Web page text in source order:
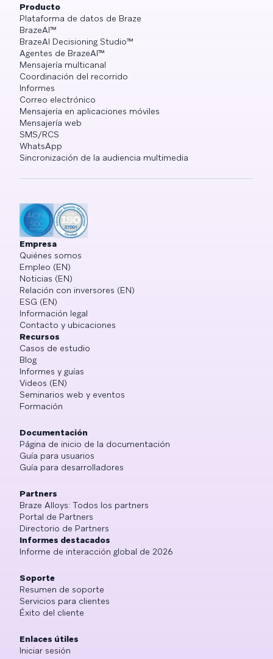
Producto
Plataforma de datos de Braze
BrazeAI™
BrazeAI Decisioning Studio™
Agentes de BrazeAI™
Mensajería multicanal
Coordinación del recorrido
Informes
Correo electrónico
Mensajería en aplicaciones móviles
Mensajería web
SMS/RCS
WhatsApp
Sincronización de la audiencia multimedia
Empresa
Quiénes somos
Empleo (EN)
Noticias (EN)
Relación con inversores (EN)
ESG (EN)
Información legal
Contacto y ubicaciones
Recursos
Casos de estudio
Blog
Informes y guías
Videos (EN)
Seminarios web y eventos
Formación
Documentación
Página de inicio de la documentación
Guía para usuarios
Guía para desarrolladores
Partners
Braze Alloys: Todos los partners
Portal de Partners
Directorio de Partners
Informes destacados
Informe de interacción global de 2026
Soporte
Resumen de soporte
Servicios para clientes
Éxito del cliente
Enlaces útiles
Iniciar sesión